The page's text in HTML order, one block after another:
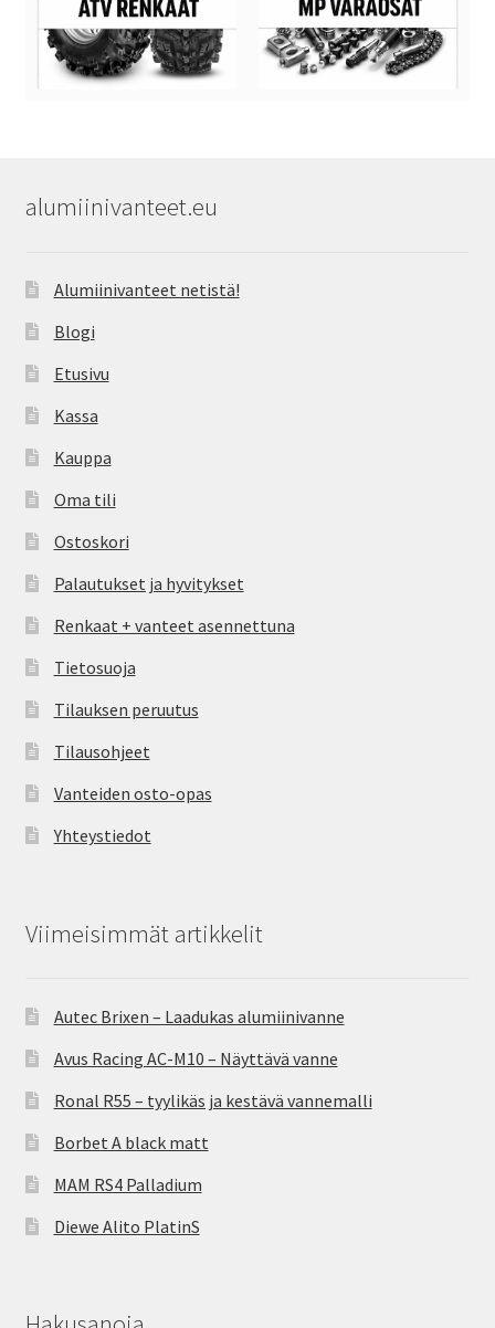
alumiinivanteet.eu
Alumiinivanteet netistä!
Blogi
Etusivu
Kassa
Kauppa
Oma tili
Ostoskori
Palautukset ja hyvitykset
Renkaat + vanteet asennettuna
Tietosuoja
Tilauksen peruutus
Tilausohjeet
Vanteiden osto-opas
Yhteystiedot
Viimeisimmät artikkelit
Autec Brixen – Laadukas alumiinivanne
Avus Racing AC-M10 – Näyttävä vanne
Ronal R55 – tyylikäs ja kestävä vannemalli
Borbet A black matt
MAM RS4 Palladium
Diewe Alito PlatinS